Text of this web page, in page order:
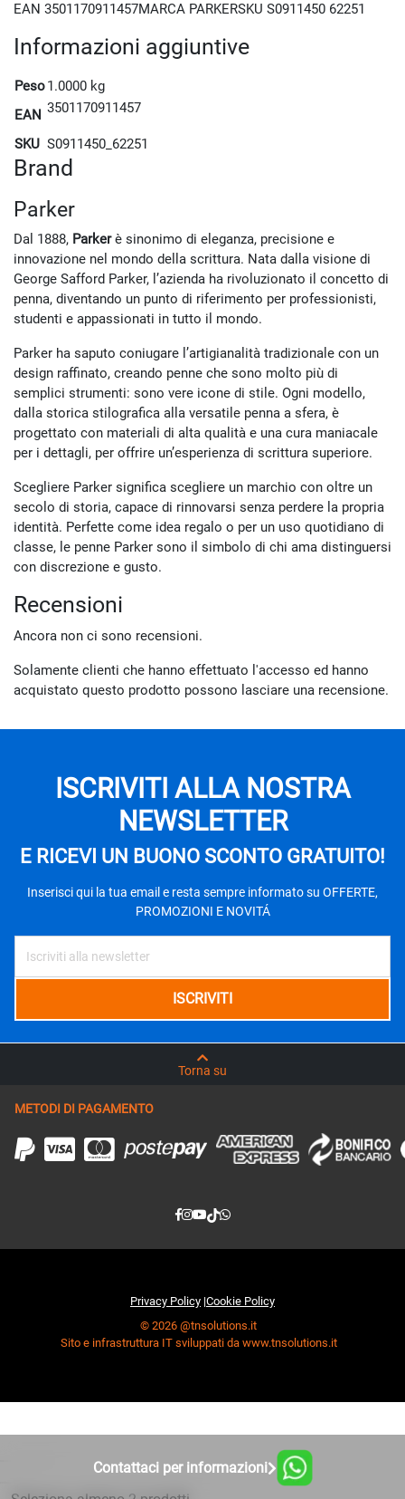
EAN 3501170911457MARCA PARKERSKU S0911450 62251
Informazioni aggiuntive
Peso1.0000 kg
EAN 3501170911457
SKU S0911450_62251
Brand
Parker
Dal 1888, Parkerè sinonimo di eleganza, precisione e
innovazione nel mondo della scrittura. Nata dalla visione di
George Safford Parker, l’azienda ha rivoluzionato il concetto di
penna, diventando un punto di riferimento per professionisti,
studenti e appassionati in tutto il mondo.
Parker ha saputo coniugare l’artigianalità tradizionale con un
design raffinato, creando penne che sono molto più di
semplici strumenti: sono vere icone di stile. Ogni modello,
dalla storica stilografica alla versatile penna a sfera, è
progettato con materiali di alta qualità e una cura maniacale
per i dettagli, per offrire un’esperienza di scrittura superiore.
Scegliere Parker significa scegliere un marchio con oltre un
secolo di storia, capace di rinnovarsi senza perdere la propria
identità. Perfette come idea regalo o per un uso quotidiano di
classe, le penne Parker sono il simbolo di chi ama distinguersi
con discrezione e gusto.
Recensioni
Ancora non ci sono recensioni.
Solamente clienti che hanno effettuato l'accesso ed hanno
acquistato questo prodotto possono lasciare una recensione.
ISCRIVITI ALLA NOSTRA
NEWSLETTER
E RICEVI UN BUONO SCONTO GRATUITO!
Inserisci qui la tua email e resta sempre informato su OFFERTE,
PROMOZIONI E NOVITÁ
Torna su
METODI DI PAGAMENTO
Privacy Policy |Cookie Policy
© 2026 @tnsolutions.it
Sito e infrastruttura IT sviluppati da www.tnsolutions.it
Contattaci per informazioni